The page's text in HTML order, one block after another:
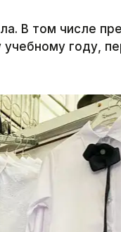
В том числе
году,